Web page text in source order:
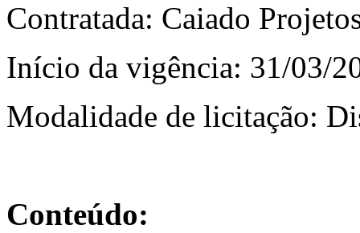
Contratada: Caiado
Início da vigência: 31/03/
Modalidade de licitação:
Conteúdo: